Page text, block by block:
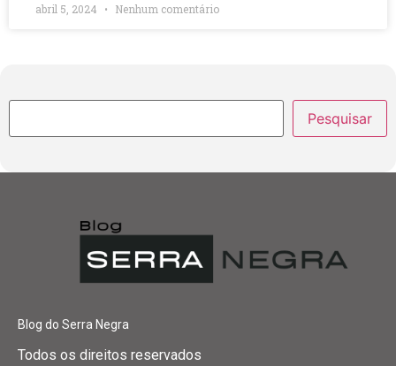
abril 5, 2024 Nenhum comentário
Pesquisar
Blog do Serra Negra
Todos os direitos reservados